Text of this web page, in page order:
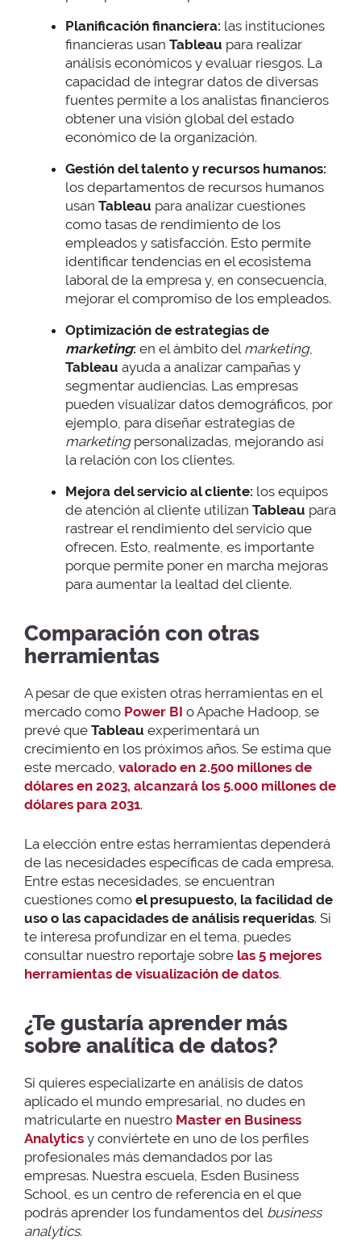
Planificación financiera: las instituciones
financieras usan Tableau para realizar
análisis económicos y evaluar riesgos. La
capacidad de integrar datos de diversas
fuentes permite a los analistas financieros
obtener una visión global del estado
económico de la organización.
Gestión del talento y recursos humanos:
los departamentos de recursos humanos
usan Tableau para analizar cuestiones
como tasas de rendimiento de los
empleados y satisfacción. Esto permite
identificar tendencias en el ecosistema
laboral de la empresa y, en consecuencia,
mejorar el compromiso de los empleados.
Optimización de estrategias de
marketing: en el ámbito del marketing,
Tableau ayuda a analizar campañas y
segmentar audiencias. Las empresas
pueden visualizar datos demográficos, por
ejemplo, para diseñar estrategias de
marketingpersonalizadas, mejorando así
la relación con los clientes.
Mejora del servicio al cliente: los equipos
de atención al cliente utilizan Tableau para
rastrear el rendimiento del servicio que
ofrecen. Esto, realmente, es importante
porque permite poner en marcha mejoras
para aumentar la lealtad del cliente.
Comparación con otras
herramientas
A pesar de que existen otras herramientas en el
mercado como Power BI o Apache Hadoop, se
prevé que Tableau experimentará un
crecimiento en los próximos años. Se estima que
este mercado, valorado en 2.500 millones de
dólares en 2023, alcanzará los 5.000 millones de
dólares para 2031.
La elección entre estas herramientas dependerá
de las necesidades específicas de cada empresa.
Entre estas necesidades, se encuentran
cuestiones como el presupuesto, la facilidad de
uso o las capacidades de análisis requeridas. Si
te interesa profundizar en el tema, puedes
consultar nuestro reportaje sobre las 5 mejores
herramientas de visualización de datos.
¿Te gustaría aprender más
sobre analítica de datos?
Si quieres especializarte en análisis de datos
aplicado el mundo empresarial, no dudes en
matricularte en nuestro Master en Business
Analytics y conviértete en uno de los perfiles
profesionales más demandados por las
empresas. Nuestra escuela, Esden Business
School, es un centro de referencia en el que
podrás aprender los fundamentos del business
analytics.